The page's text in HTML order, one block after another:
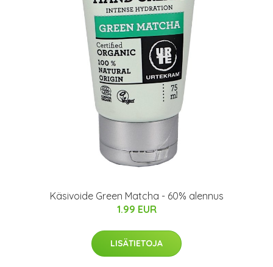
Käsivoide Green Matcha - 60% alennus
1.99 EUR
LISÄTIETOJA